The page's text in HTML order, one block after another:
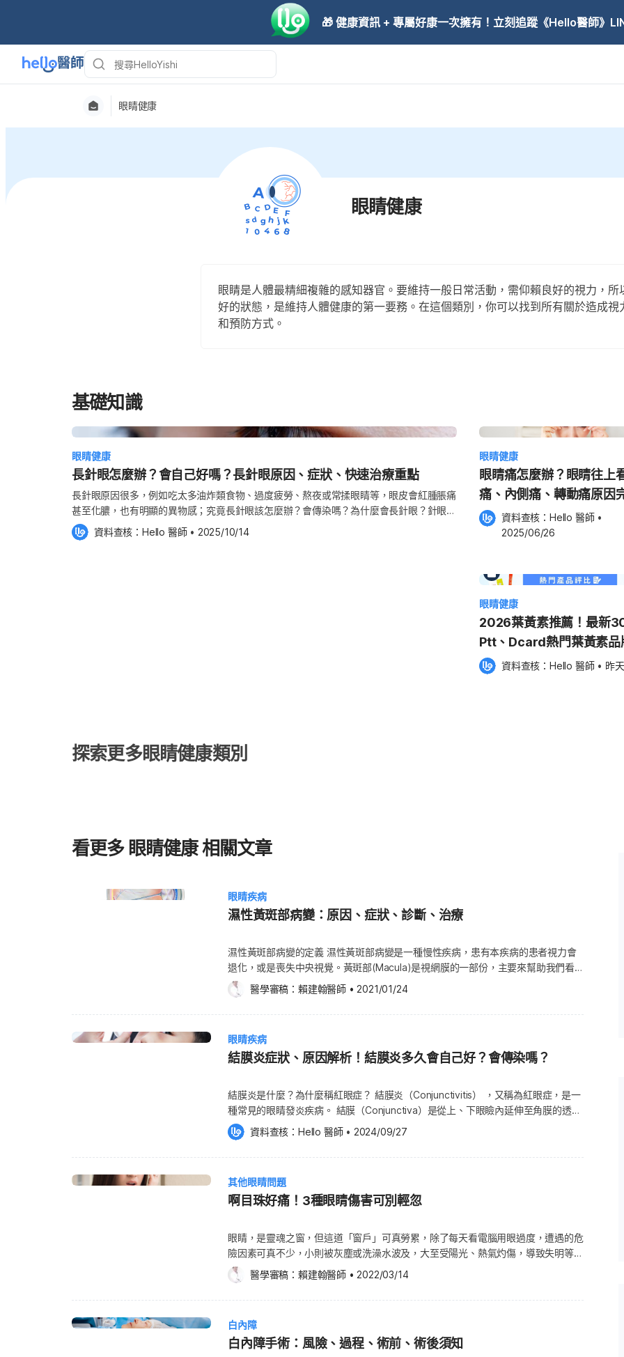
🎁 健康資訊 + 專屬好康一次擁有！立刻追蹤《Hello醫師》
眼睛健康
眼睛健康
眼睛是人體最精細複雜的感知器官。要維持一般日常活動，需仰賴良好的視力，所
好的狀態，是維持人體健康的第一要務。在這個類別，你可以找到所有關於造成視
和預防方式。
基礎知識
眼睛健康
長針眼怎麼辦？會自己好嗎？長針眼原因、症狀、快速治療重點
長針眼原因很多，例如吃太多油炸類食物、過度疲勞、熬夜或常揉眼睛等，眼皮會紅腫脹痛
甚至化膿，也有明顯的異物感；究竟長針眼該怎麼辦？會傳染嗎？為什麼會長針眼？針眼會
自己好嗎？多久會好？《Hello醫師》帶您深入了解長針眼原因、症狀及快速治療的方法，
一次解答關於針眼的各種常見疑問。 針眼是什麼？認識麥粒腫 針眼的正式名稱為「麥粒
作經常需要輪班或熬夜的人 針眼（麥粒腫）、霰粒腫的差異？ 麥粒腫和霰粒腫的臨床表現
或異物感，發炎時間一般較短。 內麥粒腫（內針眼）：發生於較靠內側的瞼板腺內，雖然
通常約1~3天後，針眼就會形成明顯的膿包，此時若未妥善處置，使用未消毒的針去刺破膿
包，或擅自用指甲去擠，發炎可能會惡化，導致視力模糊、發燒或頭痛等較嚴重的症狀，甚
至造成二次細菌感染，引發蜂窩性組織炎。 長針眼怎麼辦？快速治療靠藥膏、眼藥水和熱
素治療；若口服抗生素無效，且腺體開口堵塞，病灶嚴重腫脹化膿，就須考慮透過手術，在
局部麻醉下切開排膿。 長針眼熱敷時機要注意！ 在長針眼初期，針眼尚未形成膿包，紅、
腫及痛等症狀較不明顯時，熱敷能促進血液循環，加速代謝發炎物質；但若針眼已明顯腫脹
且刺痛時，熱敷反而會加速發炎反應，導致症狀惡化。 若不確定熱敷時機，建議在長針眼
後，先赴眼科診所接受醫師檢查，再依據醫師指示決定是否須熱敷。 長針眼常見3大疑問 1.
針眼會傳染嗎？ 針眼不會傳染。若患者同時兩眼都長針眼，或同住家人也長針眼，可能是
體質、較油膩的飲食習慣，或生活環境衛生不佳所致。 2.針眼會自己好嗎？ 針眼有機會自
物，避免頻繁揉眼睛，並適時熱敷或按摩眼睛，加速消炎。 3.長針眼多久會好？ 在妥善的
照護及治療下，成人長針眼一般約1~2週就會消失，兒童因治療配合度較差，不易熱敷及點
資料查核： Hello 醫師 • 2025/10/14
眼睛健康
眼睛痛怎麼辦？眼睛往上
痛、內側痛、轉動痛原因
資料查核： Hello 醫師 •
2025/06/26
眼睛健康
2026葉黃素推薦！最新
Ptt、Dcard熱門葉黃素品
資料查核： Hello 醫師 • 昨天
探索更多眼睛健康類別
看更多 眼睛健康 相關文章
眼睛疾病
濕性黃斑部病變：原因、症狀、診斷、治療
濕性黃斑部病變的定義 濕性黃斑部病變是一種慢性疾病，患有本疾病的患者視力會
退化，或是喪失中央視覺。黃斑部(Macula)是視網膜的一部份，主要來幫助我們看
清楚直視的範圍，通常會因為眼部血管異常，滲漏出液體或血液至黃斑部中，而造成
病變。 濕性黃斑部病變是一種老年性黃斑部病變。另一種是乾性黃斑部病變(Dry
macular degeneration)，比較常見，症狀也比較沒有那麼嚴重。濕性病變通常是因
況下甚至能夠恢復視力。 濕性黃斑部病變有多常見？ 如果您需要更多諮詢，請諮詢
您的醫師。 濕性黃斑部病變的症狀 常見的濕性黃斑部病變症狀包含下列所提，不過
線看起來彎曲不直 單眼或雙眼中央視力減弱 看到的顏色異常、變淺 中央視力模糊或
出現黑點 視覺整體上都變得朦朧 症狀來得非常突然，並且迅速地惡化 黃斑部病變不
難以看清顏色或事物的細節 這些狀況可能就是黃斑部病變的症狀；若你超過50歲，
的患者中，有10%的患者有濕性黃斑部病變。 濕性黃斑部病變有很多種病變的現
象： 因為眼部血管的異常增生，導致視力退化。 視網膜與鞏膜(Sclera)中間，有一
進而影響到視網膜的功能。 滲漏出的液體在眼睛後方累積後，就會導致視力退化。
液體從脈絡膜滲漏出後，會聚集在脈絡膜和視網膜色素上皮層(Retinal pigment
epithelium)之間，導致黃斑部腫脹，進而引發視力退化。 濕性黃斑部病變的風險因
人身上。 家族遺傳與基因：此疾病與遺傳有關，研究已發現有幾個基因與濕性黃斑
部病變相關。 吸菸或是常常暴露在煙霧中，會大幅增加罹患的機率。 研究發現，肥
胖者在濕性黃斑部病變的初、中期，比一般人更有可能衍發出比較嚴重的症狀。 有
心血管疾病(Cardiovascular disease)的患者，更有可能出現黃斑部病變。 濕性黃斑
醫學審稿： 賴建翰醫師 • 2021/01/24
眼睛疾病
結膜炎症狀、原因解析！結膜炎多久會自己好？會傳染嗎？
結膜炎是什麼？為什麼稱紅眼症？ 結膜炎（Conjunctivitis） ，又稱為紅眼症，是一
種常見的眼睛發炎疾病。 結膜（Conjunctiva）是從上、下眼瞼內延伸至角膜的透明
組織，覆蓋在眼白（鞏膜）上，結膜會分泌黏液素，幫助淚液均勻分布在眼球表面，
維持眼睛濕潤。 結膜上有血管分布，一旦結膜受到病毒、細菌感染，或因過敏及刺
激物的影響引起發炎反應，結膜會充血發紅，出現紅眼症狀。 結膜炎不會造成視力
原因：傳染性結膜炎、過敏性結膜炎 結膜炎可分為傳染性及過敏性等2種主因。傳染
性結膜炎是由病毒或細菌感染引起，在低溫的環境中，其傳染性更強；過敏性結膜炎
炎又可分為病毒性結膜炎、細菌性結膜炎等2種，其感染病菌如下： 病毒性結膜炎
腺病毒11型，可能會出現發燒、咽喉炎及流鼻水等類似感冒症狀 腸病毒70型 克沙奇
病（Gonorrhea） 結膜炎原因2：過敏性結膜炎 當患者的免疫系統對特定過敏原產
解。 急性結膜炎與慢性結膜炎有何不同？ 結膜炎也可依症狀持續的時間，區分為急
性結膜炎與慢性結膜炎等2種： 急性結膜炎 急性結膜炎的症狀通常在4週內改善，主
資料查核： Hello 醫師 • 2024/09/27
其他眼睛問題
啊目珠好痛！3種眼睛傷害可別輕忽
眼睛，是靈魂之窗，但這道「窗戶」可真勞累，除了每天看電腦用眼過度，遭遇的危
險因素可真不少，小則被灰塵或洗澡水波及，大至受陽光、熱氣灼傷，導致失明等，
以上情況無論在家運動，或出外工作都可能會發生，因此這裡會介紹三種眼睛的潛在
傷害，以及其處理方式。 常見傷害1：眼睛小輕傷 人的眼睛很精緻脆弱，即使小事
情都有危及眼睛的可能，例如：眼睛吹到強風可能會傷到眼周的組織與肌膚，造成眼
皮，務必檢查眼球等是否有受傷。另外，從事拳擊、摔跤、武術，以及球類等高強度
運動時，也有可能會增加眼睛受傷的風險，若眼睛受到的傷害比較輕微，多數人在家
醫學審稿： 賴建翰醫師 • 2022/03/14
白內障
白內障手術：風險、過程、術前、術後須知